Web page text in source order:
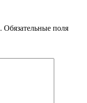
Обязательные поля